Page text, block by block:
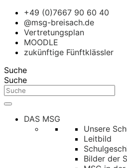
+49 (0)7667 90 60 40
@msg-breisach.de
Vertretungsplan
MOODLE
zukünftige Fünftklässler
Suche
Suche
DAS MSG
Unsere
Leitbild
Bilder der